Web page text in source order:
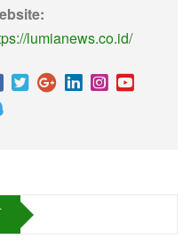
lumianews.co.id/